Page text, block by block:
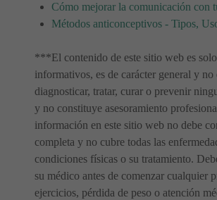
Cómo mejorar la comunicación con
Métodos anticonceptivos - Tipos,
***El contenido de este sitio web es
informativos, es de carácter general y no
diagnosticar, tratar, curar o prevenir
y no constituye asesoramiento
información en este sitio web no debe
completa y no cubre todas las
condiciones físicas o su tratamiento.
su médico antes de comenzar cualquier
ejercicios, pérdida de peso o atención